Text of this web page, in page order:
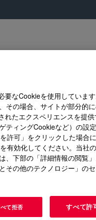
サイト
て
向け情報
要なCookieを使用していま
その場合、サイトが部分的
れたエクスペリエンスを提
ティングCookieなど）の設
許可」をクリックした場合
有効化してください。当社の
、下部の「詳細情報の閲覧
その他のテクノロジー」の
て拒否 すべて許